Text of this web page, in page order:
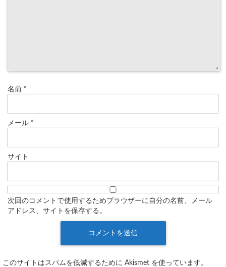
名前 *
メール *
サイト
次回のコメントで使用するためブラウザーに自分の名前、メール
アドレス、サイトを保存する。
このサイトはスパムを低減するために Akismet を使っています。